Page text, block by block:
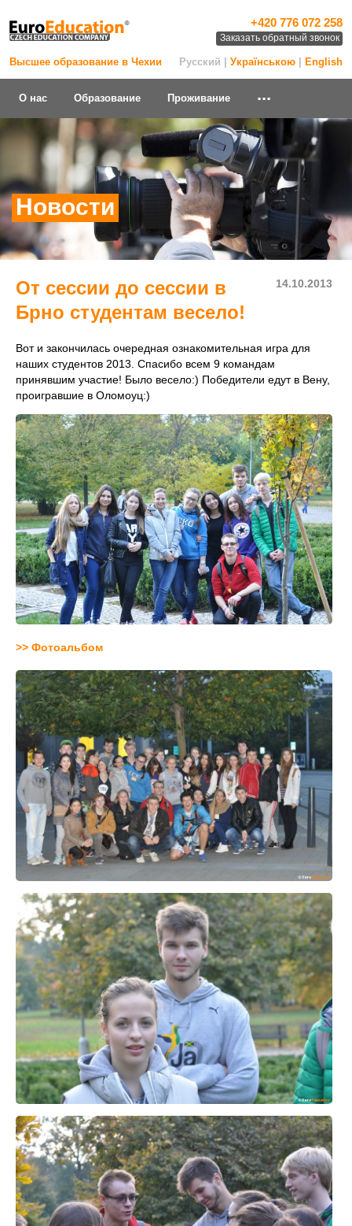
Высшее образование в Чехии
+420 776 072 258
Заказать обратный звонок
Русский | Українською English
О нас Образование Проживание ...
Новости
14.10.2013
От сессии до сессии в
Брно студентам весело!
Вот и закончилась очередная ознакомительная игра для
наших студентов 2013. Спасибо всем 9 командам
принявшим участие! Было весело:) Победители едут в Вену,
проигравшие в Оломоуц:)
>> Фотоальбом